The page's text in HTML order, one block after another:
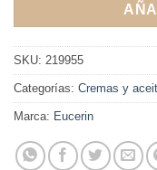
SKU: 219955
Categorías: Cremas y
Marca: Eucerin